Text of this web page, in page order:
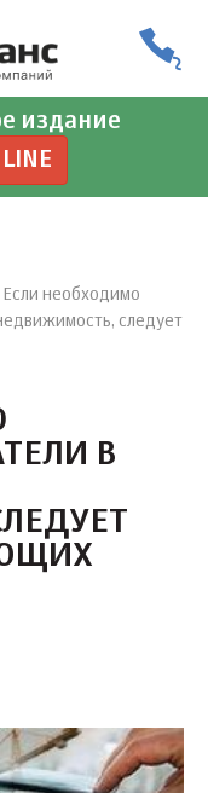
издание
Если необходимо
следует
В